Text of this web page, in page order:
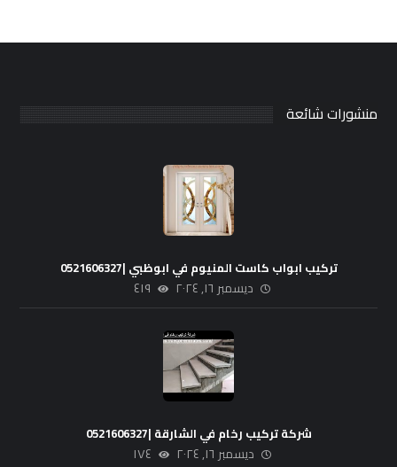
منشورات شائعة
تركيب ابواب كاست المنيوم في ابوظبي |0521606327
ديسمبر ١٦, ٢٠٢٤ ٤١٩
شركة تركيب رخام في الشارقة |0521606327
ديسمبر ١٦, ٢٠٢٤ ١٧٤